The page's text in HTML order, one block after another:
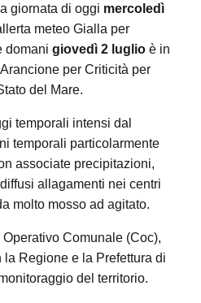
giornata di oggi mercoledì
meteo Gialla per
domani giovedì 2 luglio è in
per Criticità per
del Mare.
temporali intensi dal
temporali particolarmente
associate precipitazioni,
allagamenti nei centri
molto mosso ad agitato.
Operativo Comunale (Coc),
la Regione e la Prefettura di
del territorio.